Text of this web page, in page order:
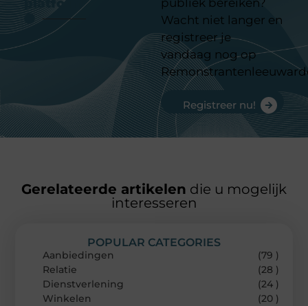
platform
publiek bereiken?
Wacht niet langer en
registreer je
vandaag nog op
Registreer nu!
Gerelateerde artikelen die u mogelijk
interesseren
POPULAR CATEGORIES
Aanbiedingen
(79 )
Relatie
(28 )
Dienstverlening
(24 )
Winkelen
(20 )